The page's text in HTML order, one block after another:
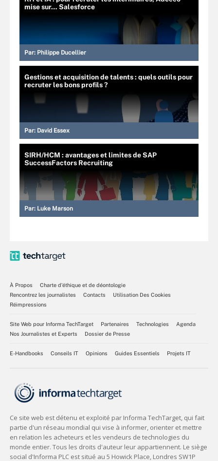
mise sur… Salesforce
Par: Philippe Ducellier
Gestions et acquisition de talents : quels outils pour
recruter les bons profils ?
Par: David Essex
SIRH/HCM : avantages et limites de SAP
SuccessFactors Recruiting
Par: Luke Marson
À Propos
Charte d’éthique et de déontologie
Rencontrez les journalistes
Contacts
Utilisation Des Cookies
Réimpressions
Site Web pour Informa TechTarget Partenaires Technologies
Agenda
Nos Journalistes et Experts
Dossier de Presse
E-Handbooks Conseils IT Opinions Guides Essentiels Projets IT